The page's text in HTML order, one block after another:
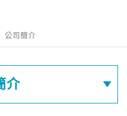
公司簡介
介